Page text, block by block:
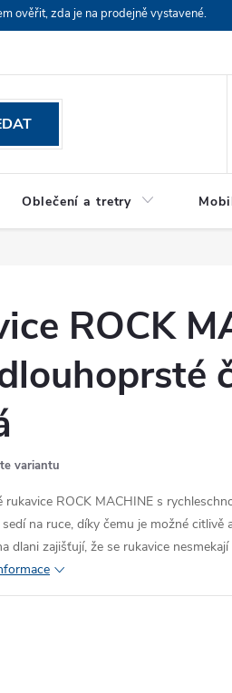
ověřit, zda je na prodejně vystavené.
Oblečení a tretry
ROCK
variantu
rukavice ROCK MACHINE s
na ruce, díky čemu je možné citlivě
dlani zajišťují, že se rukavice